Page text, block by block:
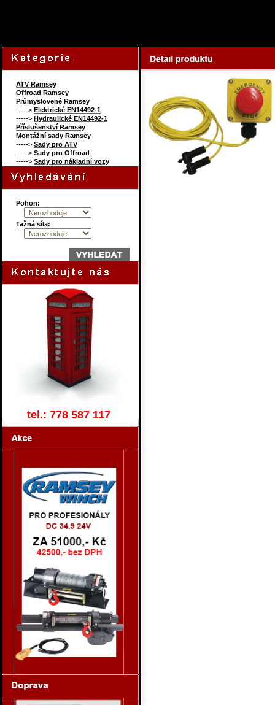
ATV Ramsey
Offroad Ramsey
Průmyslovené Ramsey
-----> Elektrické EN14492-1
-----> Hydraulické EN14492-1
Příslušenství Ramsey
Montážní sady Ramsey
-----> Sady pro ATV
-----> Sady pro Offroad
-----> Sady pro nákladní vozy
Pohon:
Tažná síla:
tel.: 778 587 117